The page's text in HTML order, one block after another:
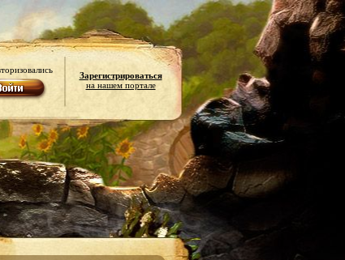
Зарегистрироваться
на нашем портале